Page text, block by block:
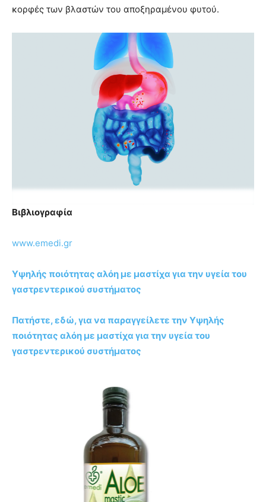
κορφές των βλαστών του αποξηραμένου φυτού.
Βιβλιογραφία
www.emedi.gr
Υψηλής ποιότητας αλόη με μαστίχα για την υγεία του
γαστρεντερικού συστήματος
Πατήστε, εδώ, για να παραγγείλετε την Υψηλής
ποιότητας αλόη με μαστίχα για την υγεία του
γαστρεντερικού συστήματος